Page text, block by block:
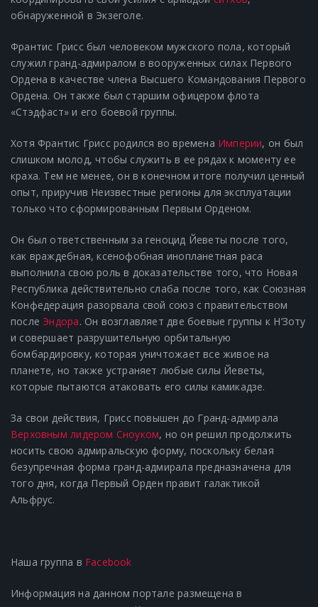
обнаруженной в Экзеголе.
Франтис Грисс был человеком мужского пола, который
служил гранд-адмиралом в вооруженных силах Первого
Ордена в качестве члена Высшего Командования Первого
Ордена. Он также был старшим офицером флота
«Стэдфаст» и его боевой группы.
Хотя Франтис Грисс родился во времена Империи, он был
слишком молод, чтобы служить в ее рядах к моменту ее
краха. Тем не менее, он в конечном итоге получил ценный
опыт, приручив Неизвестные регионы для эксплуатации
только что сформированным Первым Орденом.
Он был ответственным за геноцид Йеветы после того,
как враждебная, ксенофобная инопланетная раса
выполнила свою роль в доказательстве того, что Новая
Республика действительно слаба после того, как Союзная
Конфедерация разорвала свой союз с правительством
после Эндора. Он возглавляет две боевые группы к Н’Зоту
и совершает разрушительную орбитальную
бомбардировку, которая уничтожает все живое на
планете, но также устраняет любые силы Йеветы,
которые пытаются атаковать его силы камикадзе.
За свои действия, Грисс повышен до Гранд-адмирала
Верховным лидером Сноуком, но он решил продолжить
носить свою адмиральскую форму, поскольку белая
безупречная форма гранд-адмирала предназначена для
того дня, когда Первый Орден правит галактикой
Альфрус.
Наша группа в Facebook
Информация на данном портале размещена в